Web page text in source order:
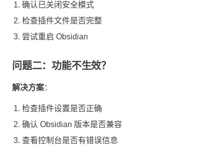
确认已关闭安全模式
检查插件文件是否完整
尝试重启 Obsidian
问题二：功能不生效？
解决方案：
检查插件设置是否正确
确认 Obsidian 版本是否兼容
查看控制台是否有错误信息